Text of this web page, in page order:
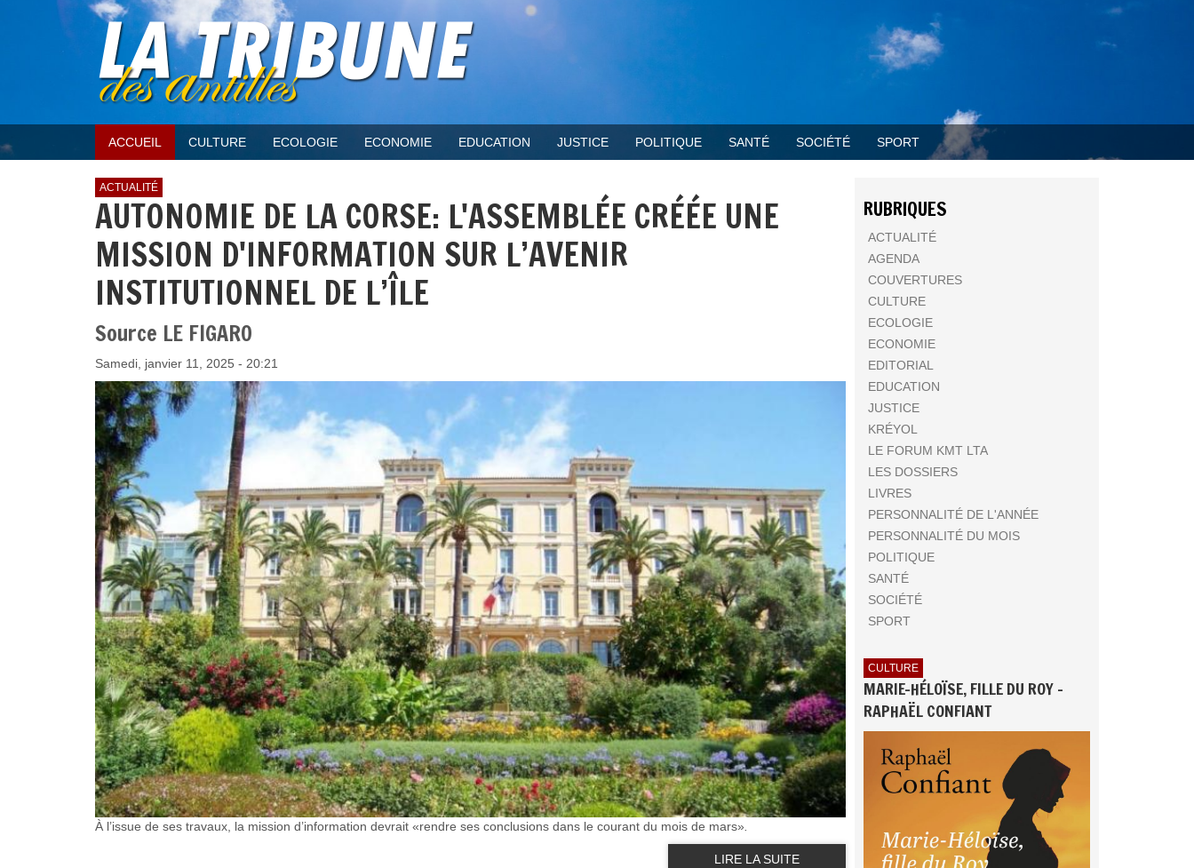
ACCUEIL CULTURE ECOLOGIE ECONOMIE EDUCATION JUSTICE POLITIQUE SANTÉ SOCIÉTÉ SPORT
ACTUALITÉ
AUTONOMIE DE LA CORSE: L'ASSEMBLÉE CRÉÉE UNE
MISSION D'INFORMATION SUR L’AVENIR
INSTITUTIONNEL DE L’ÎLE
Source LE FIGARO
Samedi, janvier 11, 2025 - 20:21
À l’issue de ses travaux, la mission d’information devrait «rendre ses conclusions dans le courant du mois de mars»
LIRE LA SUITE
RUBRIQUES
ACTUALITÉ
AGENDA
COUVERTURES
CULTURE
ECOLOGIE
ECONOMIE
EDITORIAL
EDUCATION
JUSTICE
KRÉYOL
LE FORUM KMT LTA
LES DOSSIERS
LIVRES
PERSONNALITÉ DE L'ANNÉE
PERSONNALITÉ DU MOIS
POLITIQUE
SANTÉ
SOCIÉTÉ
SPORT
CULTURE
MARIE-HÉLOÏSE, FILLE DU ROY -
RAPHAËL CONFIANT